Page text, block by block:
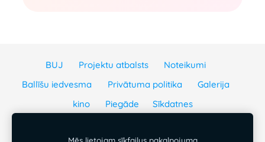
BUJ Projektu atbalsts
Noteikumi
Ballīšu iedvesma
Privātuma politika
Galerija
kino
Piegāde Sīkdatnes
Mēs lietojam sīkfailus pakalpojuma